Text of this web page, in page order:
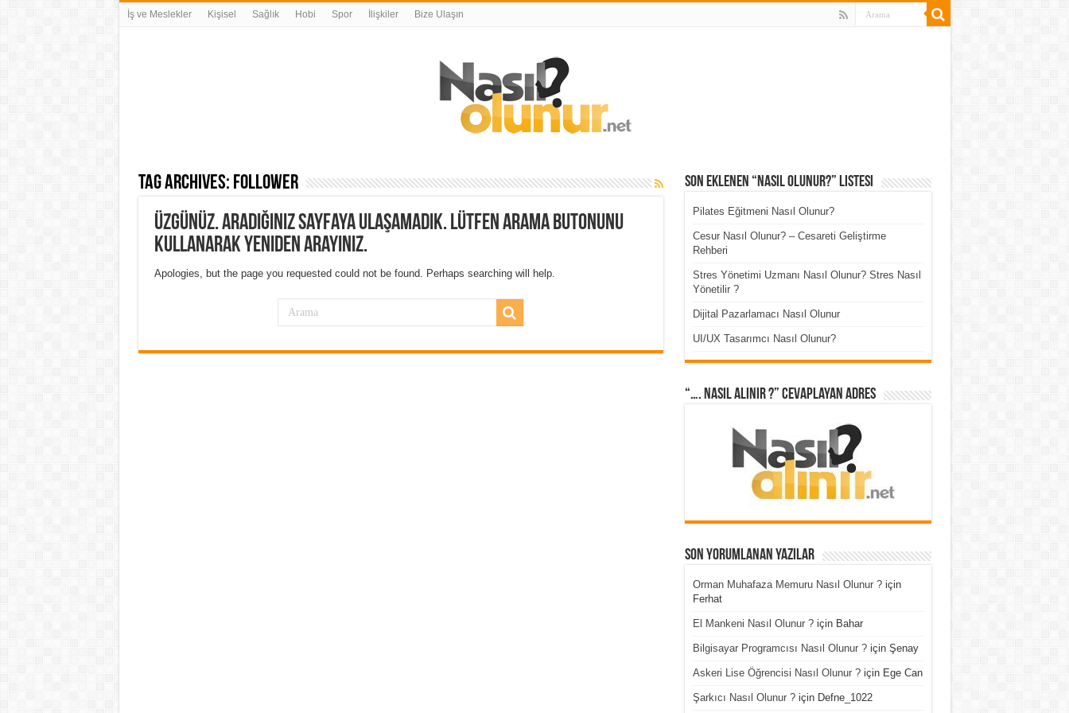
İş ve Meslekler Kişisel Sağlık Hobi Spor İlişkiler Bize Ulaşın
Tag Archives: follower
Üzgünüz. Aradığınız sayfaya ulaşamadık. Lütfen arama butonunu
kullanarak yeniden arayınız.
Apologies, but the page you requested could not be found. Perhaps searching will help.
Son Eklenen “Nasıl Olunur?” Listesi
Pilates Eğitmeni Nasıl Olunur?
Cesur Nasıl Olunur? – Cesareti Geliştirme
Rehberi
Stres Yönetimi Uzmanı Nasıl Olunur? Stres Nasıl
Yönetilir ?
Dijital Pazarlamacı Nasıl Olunur
UI/UX Tasarımcı Nasıl Olunur?
“…. Nasıl Alınır ?” cevaplayan adres
Son Yorumlanan Yazılar
Orman Muhafaza Memuru Nasıl Olunur ?için
Ferhat
El Mankeni Nasıl Olunur ?için Bahar
Bilgisayar Programcısı Nasıl Olunur ?için Şenay
Askeri Lise Öğrencisi Nasıl Olunur ?için Ege Can
Şarkıcı Nasıl Olunur ?için Defne_1022